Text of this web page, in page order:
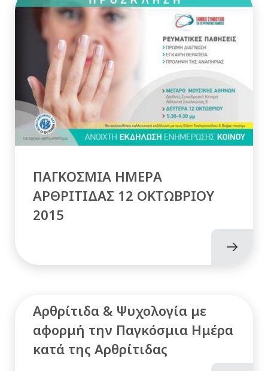
ΠΑΓΚΟΣΜΙΑ ΗΜΕΡΑ
ΑΡΘΡΙΤΙΔΑΣ 12 ΟΚΤΩΒΡΙΟΥ
2015
Αρθρίτιδα & Ψυχολογία με
αφορμή την Παγκόσμια Ημέρα
κατά της Αρθρίτιδας